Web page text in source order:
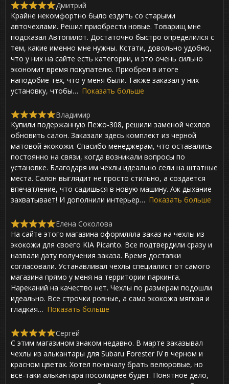
R
a
t
d
5
,
0
o
u
t
5
Крайне некомфортно было ездить со старыми
авточехлами. Решил приобрести новые. Товарищ мне
подсказал Автопилот. Достаточно быстро определился с
тем, какие именно мне нужны. Кстати, довольно удобно,
что у них на сайте есть категории, и это очень сильно
экономит время покупателю. Приобрел в итоге
наподобие тех, что у меня были. Также заказал у них
установку, чтобы
Показать больше
Дмитрий
R
a
t
e
d
5
,
0
o
u
t
5
Купили подержанную Пежо-308, решили заменой чехлов
обновить салон. Заказали здесь комплект из черной
матовой экокожи. Спасибо менеджерам, что оставались
постоянно на связи, когда возникали вопросы по
установке. Благодаря им чехлы идеально сели на штатные
места. Салон выглядит не просто стильно, а создается
впечатление, что садишься в новую машину. Аж дыхание
захватывает! И дополнили интерьер
Показать больше
Владимир
R
a
t
d
5
,
0
o
u
t
5
На сайте этого магазина оформляла заказ на чехлы из
экокожи для своего KIA Picanto. Все подтвердили сразу и
назвали дату получения заказа. Время доставки
согласовали. Устанавливал чехлы специалист от самого
магазина прямо у меня на территории паркинга.
Нареканий на качество нет. Чехлы по размерам подошли
идеально. Все строчки ровные, а сама экокожа мягкая и
гладкая
Показать больше
Елена Соколова
R
a
t
e
d
5
С этим магазином знаком недавно. В марте заказывал
чехлы из алькантары для Subaru Forester IV в черном и
красном цветах. Хотел поначалу брать велюровые, но
всё-таки алькантара посолиднее будет. Понятное дело,
Сергей